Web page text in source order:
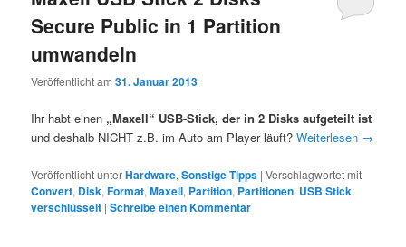
Secure Public in 1 Partition
umwandeln
Veröffentlicht am31. Januar 2013
Ihr habt einen „Maxell“ USB-Stick, der in 2 Disks aufgeteilt ist
und deshalb NICHT z.B. im Auto am Player läuft?Weiterlesen →
Veröffentlicht unterHardware,Sonstige Tipps |Verschlagwortet mit
Convert, Disk,Format,Maxell, Partition, Partitionen, USB Stick,
verschlüsselt |Schreibe einen Kommentar